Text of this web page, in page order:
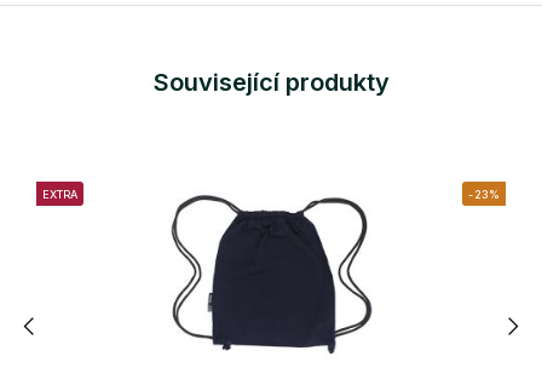
Související produkty
EXTRA -23%